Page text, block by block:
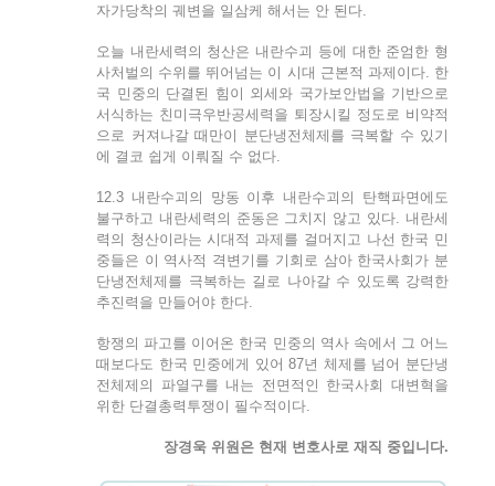
자가당착의 궤변을 일삼케 해서는 안 된다.
오늘 내란세력의 청산은 내란수괴 등에 대한 준엄한 형
사처벌의 수위를 뛰어넘는 이 시대 근본적 과제이다. 한
국 민중의 단결된 힘이 외세와 국가보안법을 기반으로
서식하는 친미극우반공세력을 퇴장시킬 정도로 비약적
으로 커져나갈 때만이 분단냉전체제를 극복할 수 있기
에 결코 쉽게 이뤄질 수 없다.
12.3 내란수괴의 망동 이후 내란수괴의 탄핵파면에도
불구하고 내란세력의 준동은 그치지 않고 있다. 내란세
력의 청산이라는 시대적 과제를 걸머지고 나선 한국 민
중들은 이 역사적 격변기를 기회로 삼아 한국사회가 분
단냉전체제를 극복하는 길로 나아갈 수 있도록 강력한
추진력을 만들어야 한다.
항쟁의 파고를 이어온 한국 민중의 역사 속에서 그 어느
때보다도 한국 민중에게 있어 87년 체제를 넘어 분단냉
전체제의 파열구를 내는 전면적인 한국사회 대변혁을
위한 단결총력투쟁이 필수적이다.
장경욱 위원은 현재 변호사로 재직 중입니다.